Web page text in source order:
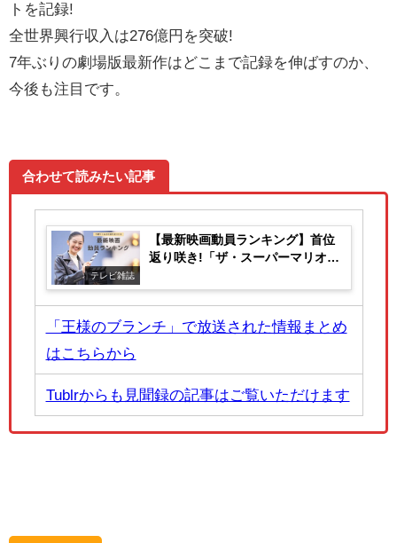
トを記録!
全世界興行収入は276億円を突破!
7年ぶりの劇場版最新作はどこまで記録を伸ばすのか、
今後も注目です。
合わせて読みたい記事
テレビ雑誌
【最新映画動員ランキング】首位
返り咲き!「ザ・スーパーマリオギ
「王様のブランチ」で放送された情報まとめ
はこちらから
Tublrからも見聞録の記事はご覧いただけます